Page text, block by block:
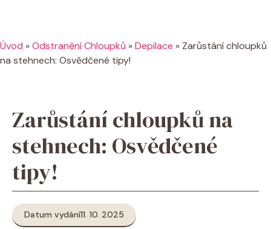
Úvod »Odstranění Chloupků »Depilace » Zarůstání chloupků
na stehnech: Osvědčené tipy!
Zarůstání chloupků na
stehnech: Osvědčené
tipy!
Datum vydání11. 10. 2025